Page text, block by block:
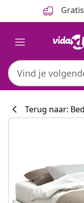
Terug naar: